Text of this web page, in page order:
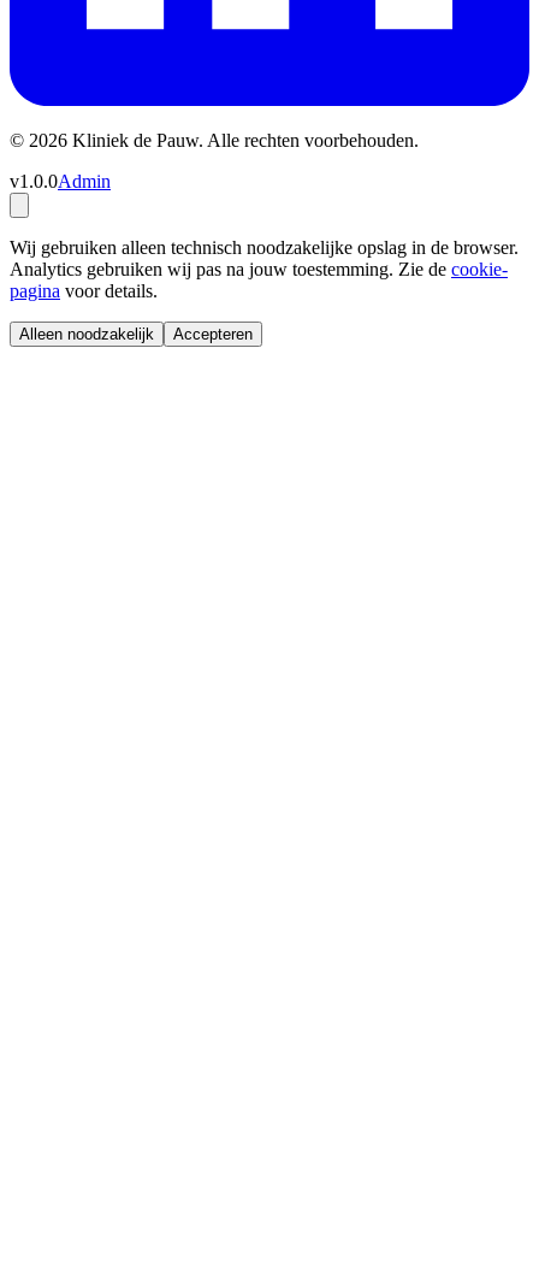
© 2026 Kliniek de Pauw. Alle rechten voorbehouden.
v1.0.0Admin
Wij gebruiken alleen technisch noodzakelijke opslag in de browser.
Analytics gebruiken wij pas na jouw toestemming. Zie de cookie-
pagina voor details.
Alleen noodzakelijk Accepteren